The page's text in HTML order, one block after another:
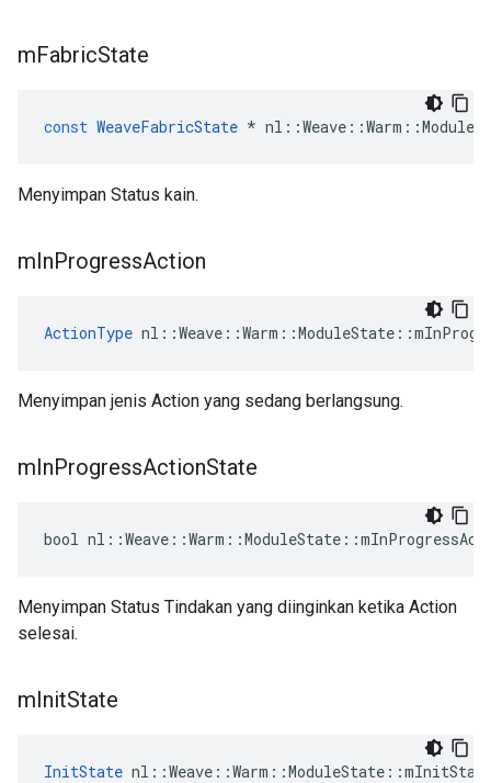
mFabricState
const WeaveFabricState * nl ::Weave ::Warm ::
Menyimpan Status kain.
mInProgressAction
ActionType
Menyimpan jenis Action yang sedang berlangsung.
mInProgressActionState
bool
Menyimpan Status Tindakan yang diinginkan ketika Action
selesai.
mInitState
InitState